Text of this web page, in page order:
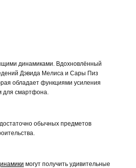
динамиками. Вдохновлённый
Дэвида Мелиса и Сары Пиз
обладает функциями усиления
для смартфона.
достаточно обычных предметов
могут получить удивительные